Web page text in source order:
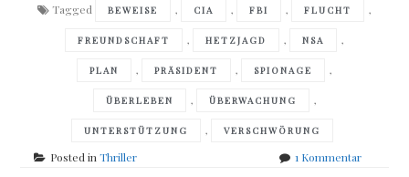
Tagged BEWEISE , CIA , FBI , FLUCHT ,
FREUNDSCHAFT , HETZJAGD , NSA ,
PLAN , PRÄSIDENT , SPIONAGE ,
ÜBERLEBEN , ÜBERWACHUNG ,
UNTERSTÜTZUNG , VERSCHWÖRUNG
Posted inThriller 1 Kommentarzu